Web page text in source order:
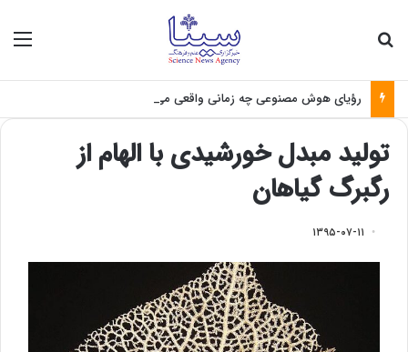
رؤیای هوش مصنوعی چه زمانی واقعی می‌شود؟
تولید مبدل خورشیدی با الهام از
رگبرگ گیاهان
۱۳۹۵-۰۷-۱۱